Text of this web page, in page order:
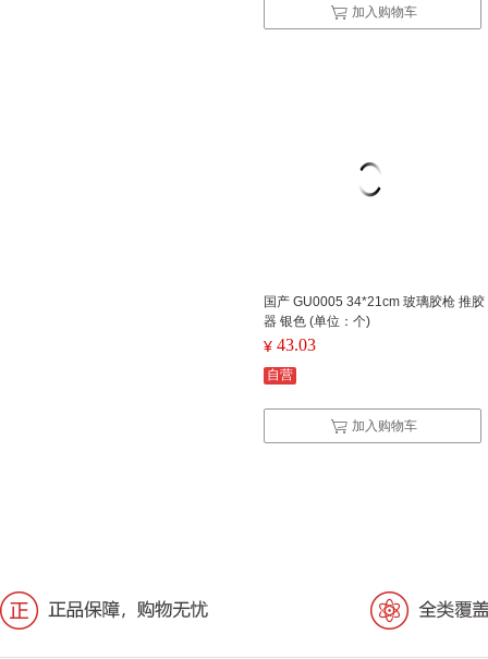
加入购物车
国产 GU0005 34*21cm 玻璃胶枪 推胶
器 银色 (单位：个)
¥ 43.03
自营
加入购物车